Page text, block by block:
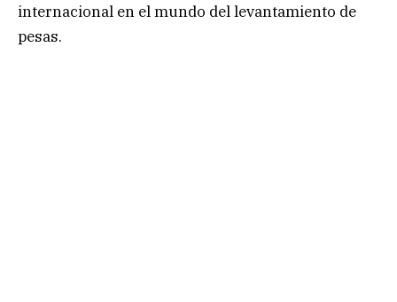
internacional en el mundo del levantamiento de
pesas.